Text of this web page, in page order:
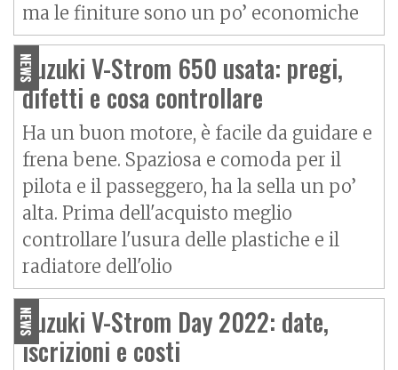
ma le finiture sono un po’ economiche
NEWS
Suzuki V-Strom 650 usata: pregi,
difetti e cosa controllare
Ha un buon motore, è facile da guidare e
frena bene. Spaziosa e comoda per il
pilota e il passeggero, ha la sella un po’
alta. Prima dell'acquisto meglio
controllare l'usura delle plastiche e il
radiatore dell'olio
NEWS
Suzuki V-Strom Day 2022: date,
iscrizioni e costi